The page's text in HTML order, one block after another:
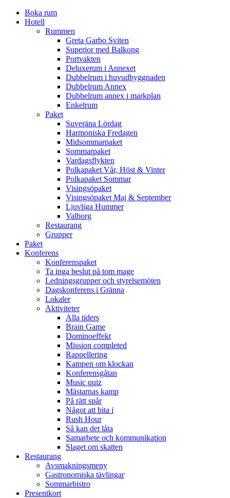
Boka rum
Hotell
Rummen
Greta Garbo Sviten
Superior med Balkong
Portvakten
Deluxerum i Annexet
Dubbelrum i huvudbyggnaden
Dubbelrum Annex
Dubbelrum annex i markplan
Enkelrum
Paket
Suveräna Lördag
Harmoniska Fredagen
Midsommarpaket
Sommarpaket
Vardagsflykten
Polkapaket Vår, Höst & Vinter
Polkapaket Sommar
Visingsöpaket
Visingsöpaket Maj & September
Ljuvliga Hummer
Valborg
Restaurang
Grupper
Paket
Konferens
Konferenspaket
Ta inga beslut på tom mage
Ledningsgrupper och styrelsemöten
Dagskonferens i Gränna
Lokaler
Aktiviteter
Alla tiders
Brain Game
Dominoeffekt
Mission completed
Rappellering
Kampen om klockan
Konferensgåtan
Music quiz
Mästarnas kamp
På rätt spår
Något att bita i
Rush Hour
Så kan det låta
Samarbete och kommunikation
Slaget om skatten
Restaurang
Avsmakningsmeny
Gastronomiska tävlingar
Sommarbistro
Presentkort